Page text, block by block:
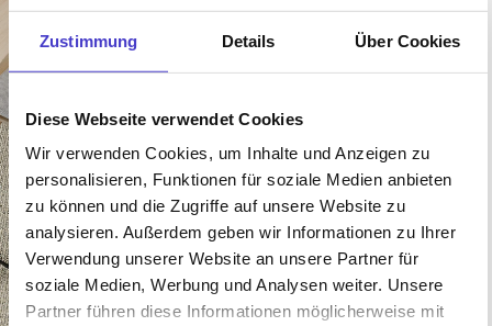
Zustimmung Details Über Cookies
Diese Webseite verwendet Cookies
Wir verwenden Cookies, um Inhalte und Anzeigen zu
personalisieren, Funktionen für soziale Medien anbieten
zu können und die Zugriffe auf unsere Website zu
analysieren. Außerdem geben wir Informationen zu Ihrer
Verwendung unserer Website an unsere Partner für
soziale Medien, Werbung und Analysen weiter. Unsere
Partner führen diese Informationen möglicherweise mit